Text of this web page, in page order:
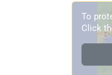
To
Click